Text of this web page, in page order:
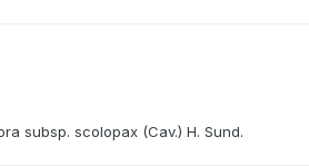
subsp. scolopax (Cav.) H. Sund.